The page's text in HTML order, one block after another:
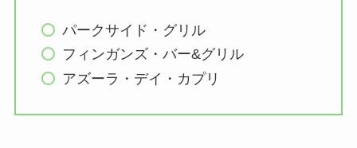
パークサイド・グリル
フィンガンズ・バー&グリル
アズーラ・デイ・カプリ